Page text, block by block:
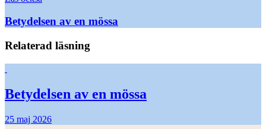
Betydelsen av en mössa
Relaterad läsning
Betydelsen av en mössa
25 maj 2026